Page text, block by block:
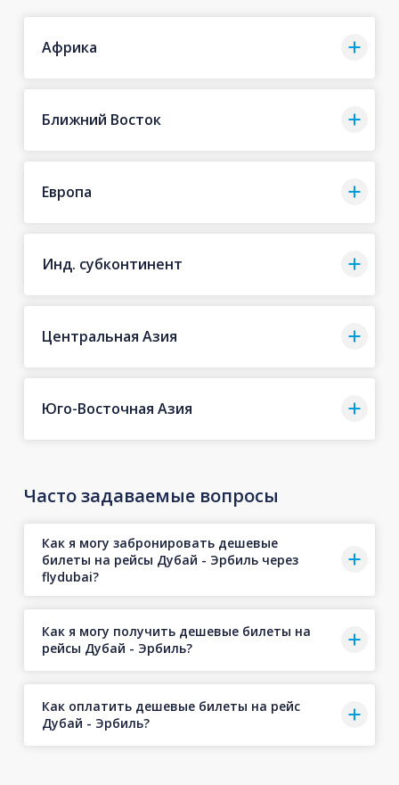
Африка
Ближний Восток
Европа
Инд. субконтинент
Центральная Азия
Юго-Восточная Азия
Часто задаваемые вопросы
Как я могу забронировать дешевые
билеты на рейсы Дубай - Эрбиль через
flydubai?
Как я могу получить дешевые билеты на
рейсы Дубай - Эрбиль?
Как оплатить дешевые билеты на рейс
Дубай - Эрбиль?